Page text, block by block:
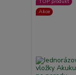
Akce